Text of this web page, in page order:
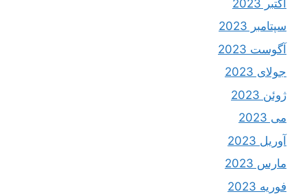
اکتبر 2023
سپتامبر 2023
آگوست 2023
جولای 2023
ژوئن 2023
می 2023
آوریل 2023
مارس 2023
فوریه 2023